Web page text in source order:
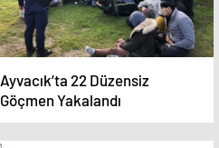
Ayvacık’ta 22 Düzensiz
Göçmen Yakalandı